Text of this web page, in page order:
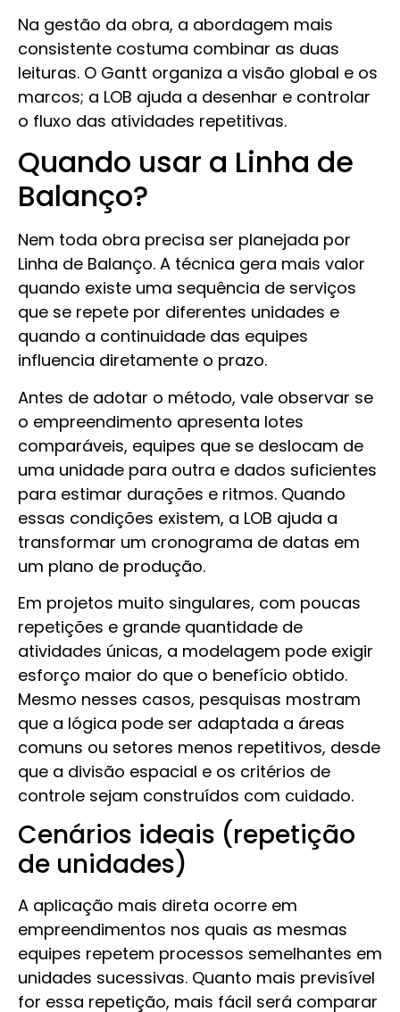
Na gestão da obra, a abordagem mais
consistente costuma combinar as duas
leituras. O Gantt organiza a visão global e os
marcos; a LOB ajuda a desenhar e controlar
o fluxo das atividades repetitivas.
Quando usar a Linha de
Balanço?
Nem toda obra precisa ser planejada por
Linha de Balanço. A técnica gera mais valor
quando existe uma sequência de serviços
que se repete por diferentes unidades e
quando a continuidade das equipes
influencia diretamente o prazo.
Antes de adotar o método, vale observar se
o empreendimento apresenta lotes
comparáveis, equipes que se deslocam de
uma unidade para outra e dados suficientes
para estimar durações e ritmos. Quando
essas condições existem, a LOB ajuda a
transformar um cronograma de datas em
um plano de produção.
Em projetos muito singulares, com poucas
repetições e grande quantidade de
atividades únicas, a modelagem pode exigir
esforço maior do que o benefício obtido.
Mesmo nesses casos, pesquisas mostram
que a lógica pode ser adaptada a áreas
comuns ou setores menos repetitivos, desde
que a divisão espacial e os critérios de
controle sejam construídos com cuidado.
Cenários ideais (repetição
de unidades)
A aplicação mais direta ocorre em
empreendimentos nos quais as mesmas
equipes repetem processos semelhantes em
unidades sucessivas. Quanto mais previsível
for essa repetição, mais fácil será comparar